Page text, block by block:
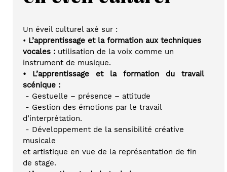
Un éveil culturel axé sur :
• L’apprentissage et la formation aux techniques
vocales : utilisation de la voix comme un
instrument de musique.
• L’apprentissage et la formation du travail
scénique :
- Gestuelle – présence – attitude
d’interprétation.
musicale
et artistique en vue de la représentation de fin
de stage.